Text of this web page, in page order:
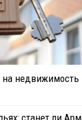
на